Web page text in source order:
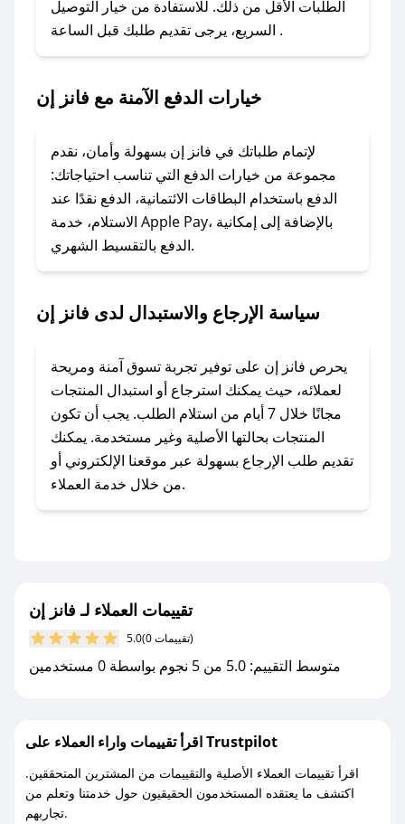
### كيفية استخدام كود خصم فانز إن؟
1. انسخ كود الخصم من تطبيق صحصح.
2. الصقه في خانة الدفع عند التسوق من فانز إن.
### ماذا أفعل إذا لم يعمل كود الخصم؟
الرسائل الخاصة على تويتر أو البريد الإلكتروني،
وسنقوم بحل المشكلة في أسرع وقت ممكن.
### ماذا أفعل إذا لم أجد كود خصم لمتجري
المفضل؟
في حال عدم توفر كوبونات لمتجرك المفضل، يمكنك
أسرع وقت ممكن.
### كيف تحصل على كوبونات خصم حصرية من
فانز إن؟
للحصول على كوبونات وخصومات حصرية، قم بما
يلي:
- اضغط على أيقونة متابعة لمتجر فانز إن في تطبيق
صحصح.
مع صحصح، تسوق بذكاء ووفّر على كل مشترياتك مع
الطلبات الأقل من ذلك. للاستفادة من خيار التوصيل
السريع، يرجى تقديم طلبك قبل الساعة .
خيارات الدفع الآمنة مع فانز إن
لإتمام طلباتك في فانز إن بسهولة وأمان، نقدم
مجموعة من خيارات الدفع التي تناسب احتياجاتك:
الدفع باستخدام البطاقات الائتمانية، الدفع نقدًا عند
الاستلام، خدمة Apple Pay، بالإضافة إلى إمكانية
الدفع بالتقسيط الشهري.
سياسة الإرجاع والاستبدال لدى فانز إن
يحرص فانز إن على توفير تجربة تسوق آمنة ومريحة
لعملائه، حيث يمكنك استرجاع أو استبدال المنتجات
مجانًا خلال 7 أيام من استلام الطلب. يجب أن تكون
المنتجات بحالتها الأصلية وغير مستخدمة. يمكنك
تقديم طلب الإرجاع بسهولة عبر موقعنا الإلكتروني أو
من خلال خدمة العملاء.
تقييمات العملاء لـ فانز إن
5.0 (0 تقييمات)
متوسط التقييم: 5.0 من 5 نجوم بواسطة 0 مستخدمين
اقرأ تقييمات واراء العملاء على Trustpilot
اقرأ تقييمات العملاء الأصلية والتقييمات من المشترين المتحققين.
اكتشف ما يعتقده المستخدمون الحقيقيون حول خدمتنا وتعلم من
تجاربهم.